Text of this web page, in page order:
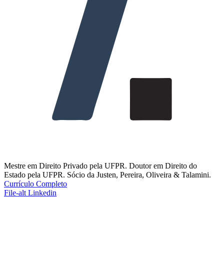
Mestre em Direito Privado pela UFPR. Doutor em Direito do
Estado pela UFPR. Sócio da Justen, Pereira, Oliveira & Talamini.
Currículo Completo
File-alt Linkedin